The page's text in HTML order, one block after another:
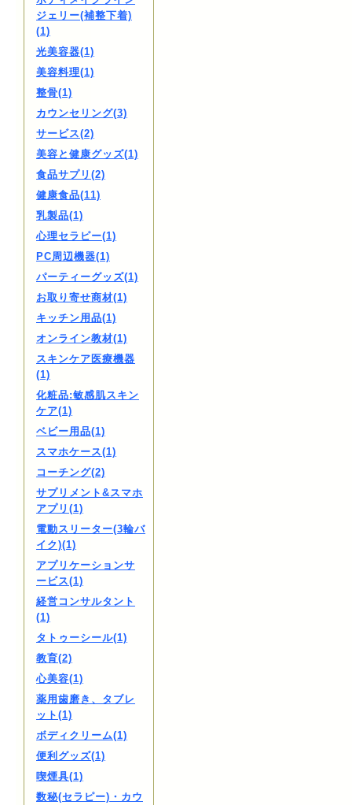
ジェリー(補整下着)
(1)
光美容器(1)
美容料理(1)
整骨(1)
カウンセリング(3)
サービス(2)
美容と健康グッズ(1)
食品サプリ(2)
健康食品(11)
乳製品(1)
心理セラピー(1)
PC周辺機器(1)
パーティーグッズ(1)
お取り寄せ商材(1)
キッチン用品(1)
オンライン教材(1)
スキンケア医療機器
(1)
化粧品:敏感肌スキン
ケア(1)
ベビー用品(1)
スマホケース(1)
コーチング(2)
サプリメント&スマホ
アプリ(1)
電動スリーター(3輪バ
イク)(1)
アプリケーションサ
ービス(1)
経営コンサルタント
(1)
タトゥーシール(1)
教育(2)
心美容(1)
薬用歯磨き、タブレ
ット(1)
ボディクリーム(1)
便利グッズ(1)
喫煙具(1)
数秘(セラピー)・カウ